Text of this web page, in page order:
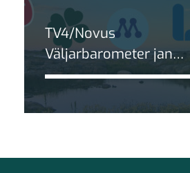
TV4/Novus
Väljarbarometer jan
2014: Vänsterpartiet
ökar kraftigt